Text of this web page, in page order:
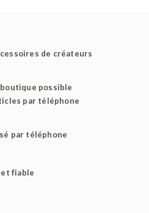
de créateurs
possible
par téléphone
par téléphone
fiable